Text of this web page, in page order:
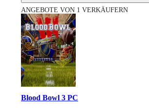
ANGEBOTE VON 1 VERKÄUFERN
Blood Bowl 3 PC